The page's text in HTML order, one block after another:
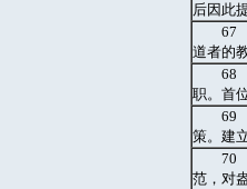
后因此
67
道者的
68
职。首
69
策。建
70
范，对